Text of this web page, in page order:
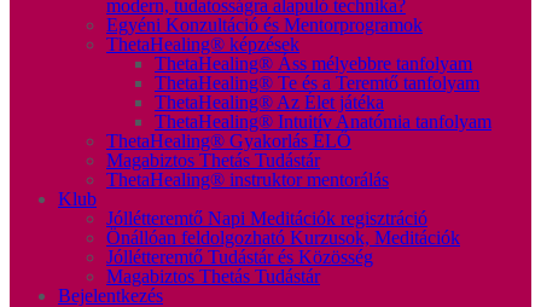
modern, tudatosságra alapuló technika?
Egyéni Konzultáció és Mentorprogramok
ThetaHealing® képzések
ThetaHealing® Áss mélyebbre tanfolyam
ThetaHealing® Te és a Teremtő tanfolyam
ThetaHealing® Az Élet játéka
ThetaHealing® Intuitív Anatómia tanfolyam
ThetaHealing® Gyakorlás ÉLŐ
Magabiztos Thetás Tudástár
ThetaHealing® instruktor mentorálás
Klub
Jóllétteremtő Napi Meditációk regisztráció
Önállóan feldolgozható Kurzusok, Meditációk
Jóllétteremtő Tudástár és Közösség
Magabiztos Thetás Tudástár
Bejelentkezés